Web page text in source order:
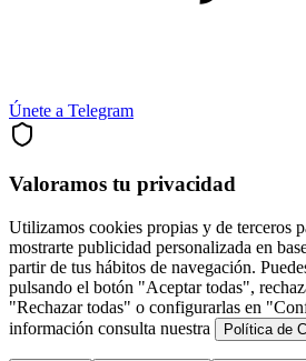
Únete a Telegram
Valoramos tu privacidad
Utilizamos cookies propias y de terceros
mostrarte publicidad personalizada en
partir de tus hábitos de navegación.
pulsando el botón "Aceptar todas",
"Rechazar todas" o configurarlas en
información consulta nuestra
Política de